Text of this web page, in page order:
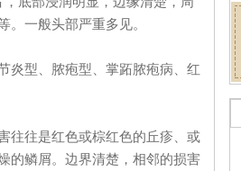
一般头部严重多见。
型、脓疱型、掌跖脓疱病、红
往是红色或棕红色的丘疹、或
的鳞屑。边界清楚，相邻的损害